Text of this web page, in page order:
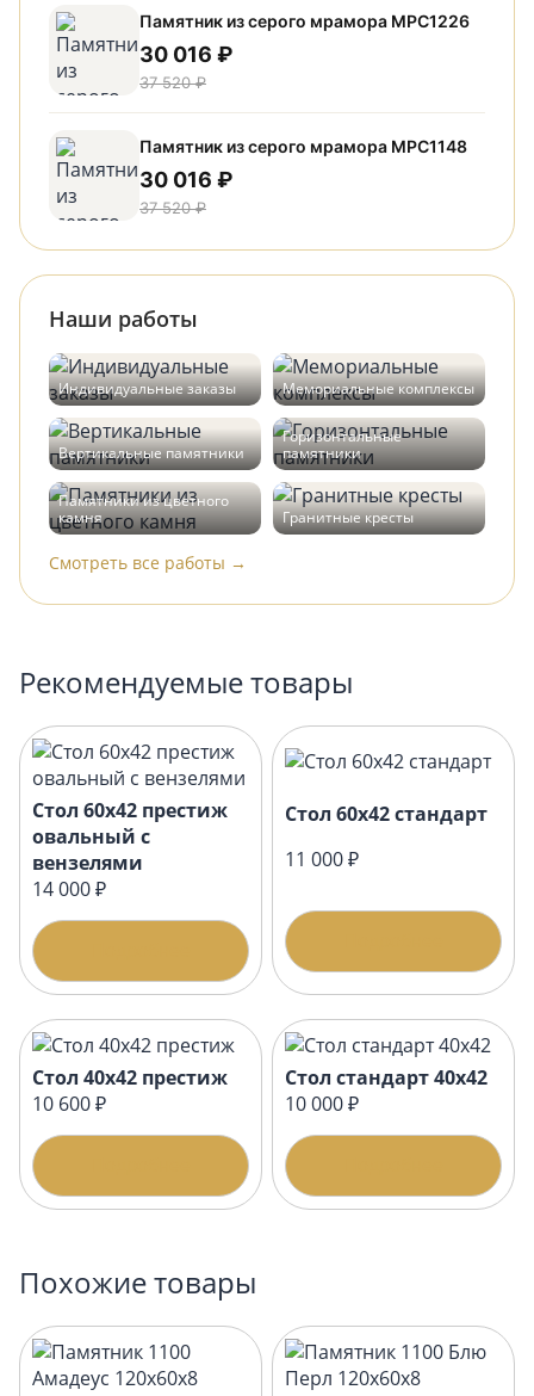
Памятник из серого мрамора МРС1226
30 016 ₽
37 520 ₽
Памятник из серого мрамора МРС1148
30 016 ₽
37 520 ₽
Наши работы
Индивидуальные заказы Мемориальные комплексы
Вертикальные памятники
Горизонтальные
памятники
Памятники из цветного
камня
Гранитные кресты
Смотреть все работы →
Рекомендуемые товары
Стол 60х42 престиж
овальный с
вензелями
14 000 ₽
Стол 60х42 стандарт
11 000 ₽
Стол 40х42 престиж
10 600 ₽
Стол стандарт 40х42
10 000 ₽
Похожие товары